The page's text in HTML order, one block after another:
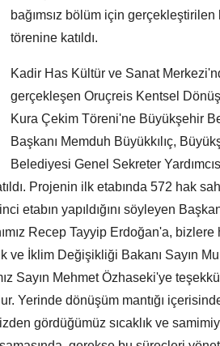
bağımsız bölüm için gerçekleştirilen
törenine katıldı.
Kadir Has Kültür ve Sanat
gerçekleşen Oruçreis Kentsel
Kura Çekim Töreni'ne Büyükşehir
Başkanı Memduh Büyükkılıç,
Belediyesi Genel Sekreter
Projenin ilk etabında 572 hak
etabın yapıldığını söyleyen
Recep Tayyip Erdoğan'a, bizlere
ve İklim Değişikliği Bakanı Sayın
Sayın Mehmet Özhaseki'ye
Yerinde dönüşüm mantığı
gördüğümüz sıcaklık ve